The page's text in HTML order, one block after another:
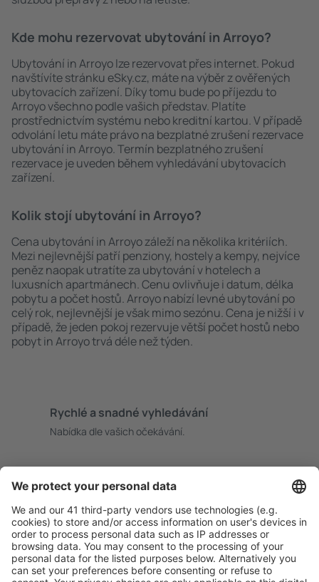
Kde mohu rezervovat ubytování in Arroyo?
Ubytování in Arroyo lze rezervovat přes internet. Pokud
navštívíte stránku eSky.cz, máte na výběr z ověřených
ubytovacích zařízení. Díky tomu bude po příjezdu to
Arroyo všechno podle vašich představ. Platíte
prostřednictvím systému nebo kreditní kartou. V případě
odvolání letu máte právo na bezplatné zrušení rezervace
ubytování in Arroyo. Termín bezplatného zrušení
rezervace je uveden během vyhledávání ubytovacích
zařízení.
Kolik stojí ubytování in Arroyo?
Cena ubytování in Arroyo záleží na několika kritériích.
Mezi nejlevnější patří penziony, hostely a kempy, nejvíce
peněz naopak utratíte za ubytování v hotelech a
luxusních apartmánech. Cenu ovlivňuje i datum, délka
pobytu a počet hostů. Arroyo nabízí levné ubytování po
celý rok, nejlevnější je však mimo sezónu. Cena je nižší i v
případě, že jeden pokoj rezervuje větší počet hostů nebo
pobyt in Arroyo trvá déle než týden.
Rychlé a snadné vyhledávání
Nabídka dle vašich očekávání.
Bezproblémová rezervace s možností bezplatného
zrušení.
S námi ušetříte
Atraktivní ceny a speciální nabídky pro přihlášené
uživatele.